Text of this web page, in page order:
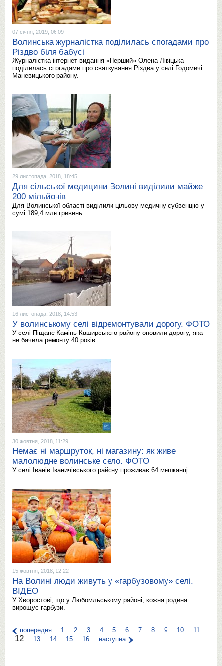
07 січня, 2019, 06:09
Волинська журналістка поділилась спогадами про
Різдво біля бабусі
Журналістка інтернет-видання «Перший» Олена Лівіцька
поділилась спогадами про святкування Різдва у селі Годомичі
Маневицького району.
29 листопада, 2018, 18:45
Для сільської медицини Волині виділили майже
200 мільйонів
Для Волинської області виділили цільову медичну субвенцію у
сумі 189,4 млн гривень.
16 листопада, 2018, 14:53
У волинському селі відремонтували дорогу. ФОТО
У селі Піщане Камінь-Каширського району оновили дорогу, яка
не бачила ремонту 40 років.
30 жовтня, 2018, 11:29
Немає ні маршруток, ні магазину: як живе
малолюдне волинське село. ФОТО
У селі Іванів Іваничівського району проживає 64 мешканці.
15 жовтня, 2018, 12:22
На Волині люди живуть у «гарбузовому» селі.
ВІДЕО
У Хворостові, що у Любомльському районі, кожна родина
вирощує гарбузи.
попередня 1 2 3 4 5 6 7 8 9 10 11
12 13 14 15 16 наступна